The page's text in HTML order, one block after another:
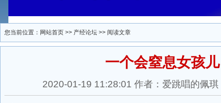
您当前位置： 网站首页 >> 产经论坛 >> 阅读文章
一个会窒息女孩儿
2020-01-19 11:28:01 作者：爱跳唱的佩